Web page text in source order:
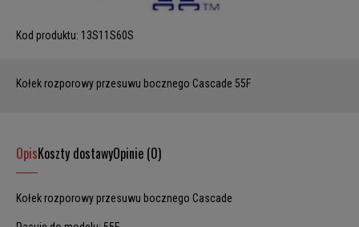
Kod produktu: 13S11S60S
Kołek rozporowy przesuwu bocznego Cascade 55F
OpisKoszty dostawyOpinie (0)
Kołek rozporowy przesuwu bocznego Cascade